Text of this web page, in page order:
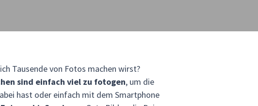
Tausende von Fotos machen wirst?
sind einfach viel zu fotogen, um die
hast oder einfach mit dem Smartphone